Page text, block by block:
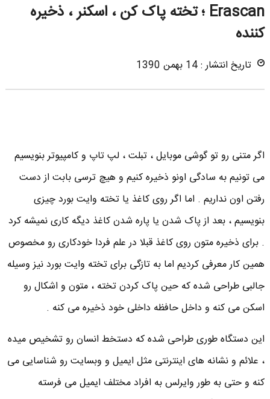
Erascan ؛ تخته پاک کن ، اسکنر ، ذخیره
کننده
تاریخ انتشار : 14 بهمن 1390
اگر متنی رو تو گوشی موبایل ، تبلت ، لپ تاپ و کامپیوتر بنویسیم
می تونیم به سادگی اونو ذخیره کنیم و هیچ ترسی بابت از دست
رفتن اون نداریم . اما اگر روی کاغذ یا تخته وایت بورد چیزی
بنویسیم ، بعد از پاک شدن یا پاره شدن کاغذ دیگه کاری نمیشه کرد
. برای ذخیره متون روی کاغذ قبلا در علم فردا خودکاری رو مخصوص
همین کار معرفی کردیم اما به تازگی برای تخته وایت بورد نیز وسیله
جالبی طراحی شده که حین پاک کردن تخته ، متون و اشکال رو
اسکن می کنه و داخل حافظه داخلی خود ذخیره می کنه .
این دستگاه طوری طراحی شده که دستخط انسان رو تشخیص میده
، علائم و نشانه های اینترنتی مثل ایمیل و وبسایت رو شناسایی می
کنه و حتی به طور وایرلس به افراد مختلف ایمیل می فرسته